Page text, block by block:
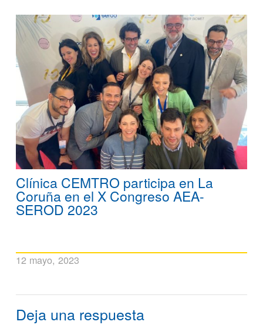
Clínica CEMTRO participa en La
Coruña en el X Congreso AEA-
SEROD 2023
12 mayo, 2023
Deja una respuesta